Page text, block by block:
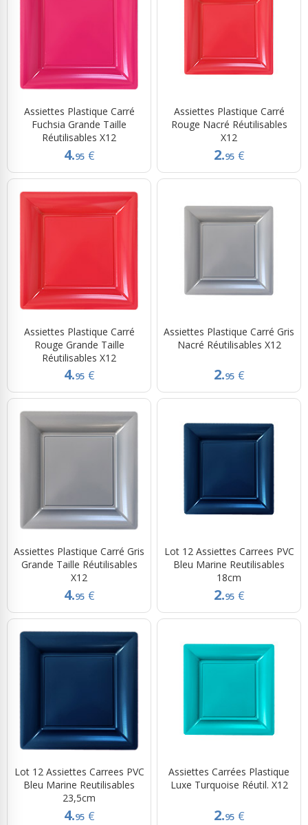
Assiettes Plastique Carré
Fuchsia Grande Taille
Réutilisables X12
4.95 €
Assiettes Plastique Carré
Rouge Nacré Réutilisables
X12
2.95 €
Assiettes Plastique Carré
Rouge Grande Taille
Réutilisables X12
4.95 €
Assiettes Plastique Carré Gris
Nacré Réutilisables X12
2.95 €
Assiettes Plastique Carré Gris
Grande Taille Réutilisables
X12
4.95 €
Lot 12 Assiettes Carrees PVC
Bleu Marine Reutilisables
18cm
2.95 €
Lot 12 Assiettes Carrees PVC
Bleu Marine Reutilisables
23,5cm
4.95 €
Assiettes Carrées Plastique
Luxe Turquoise Réutil. X12
2.95 €